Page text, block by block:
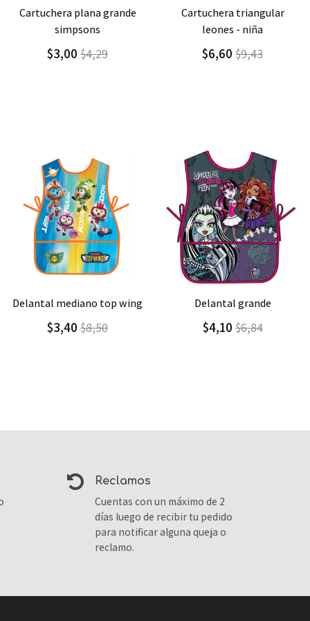
Agregar Detalle
cartuchera triangular
leones - niña
$6,60 $9,43
Agregar Detalle
cartuchera triangular
leones - niño
$6,60 $9,43
Agregar Detalle
delantal grande
$4,10 $6,84
Agregar Detalle
delantal mediano clouds
$9,00 $12,86
reclamos
Cuentas con un máximo de 2
días luego de recibir tu pedido
para notificar alguna queja o
reclamo.